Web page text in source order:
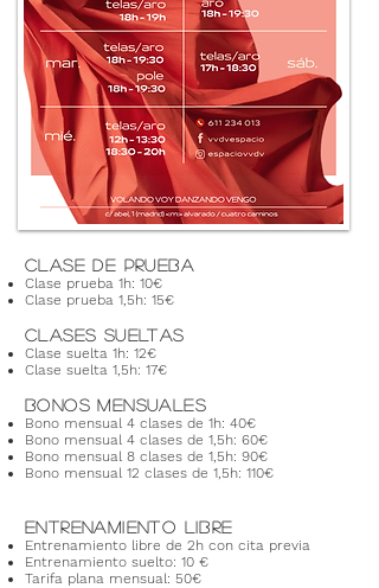
CLASE DE PRUEBA
Clase prueba 1h: 10€
Clase prueba 1,5h: 15€
CLASES SUELTAS
Clase suelta 1h: 12€
Clase suelta 1,5h: 17€
BONOS MENSUALES
Bono mensual 4 clases de 1h: 40€
Bono mensual 4 clases de 1,5h: 60€
Bono mensual 8 clases de 1,5h: 90€
Bono mensual 12 clases de 1,5h: 110€
ENTRENAMIENTO LIBRE
Entrenamiento libre de 2h con cita previa
Entrenamiento suelto: 10 €
Tarifa plana mensual: 50€